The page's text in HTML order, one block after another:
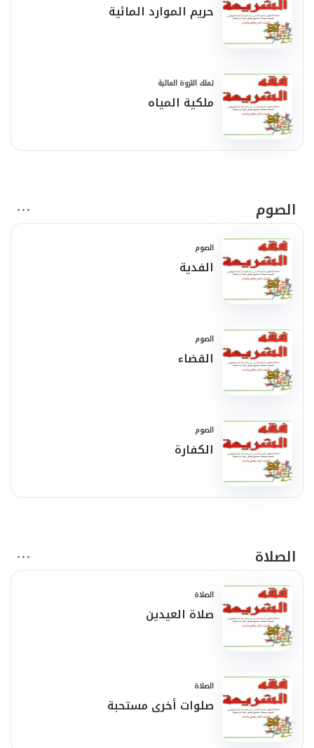
حريم الموارد المائية
تملك الثروة المائية
ملكية المياه
الصوم
الصوم
الفدية
الصوم
القضاء
الصوم
الكفارة
الصلاة
الصلاة
صلاة العيدين
الصلاة
صلوات أخرى مستحبة